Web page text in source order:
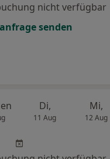
nicht verfügbar
senden
Di,
11 Aug
Mi,
12 Aug